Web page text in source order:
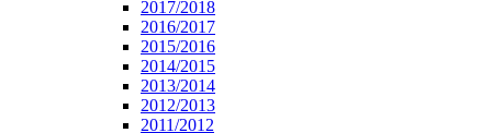
2017/2018
2016/2017
2015/2016
2014/2015
2013/2014
2012/2013
2011/2012